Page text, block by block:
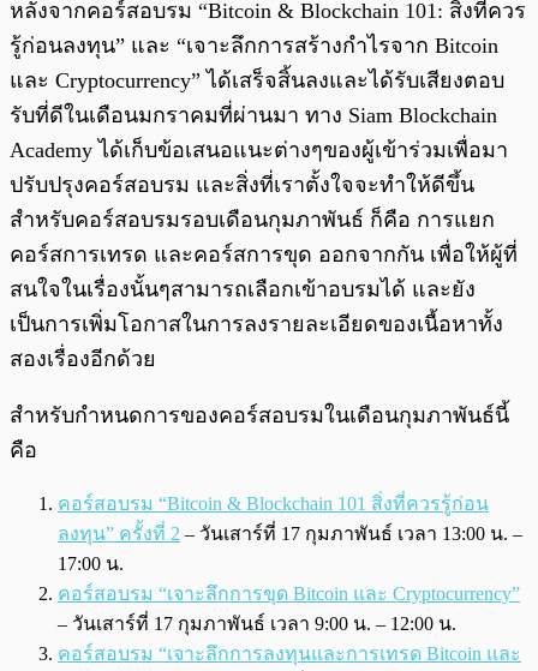
หลังจากคอร์สอบรม “Bitcoin & Blockchain 101: สิ่งที่ควร
รู้ก่อนลงทุน” และ “เจาะลึกการสร้างกำไรจาก Bitcoin
และ Cryptocurrency” ได้เสร็จสิ้นลงและได้รับเสียงตอบ
รับที่ดีในเดือนมกราคมที่ผ่านมา ทาง Siam Blockchain
Academy ได้เก็บข้อเสนอแนะต่างๆของผู้เข้าร่วมเพื่อมา
ปรับปรุงคอร์สอบรม และสิ่งที่เราตั้งใจจะทำให้ดีขึ้น
สำหรับคอร์สอบรมรอบเดือนกุมภาพันธ์ ก็คือ การแยก
คอร์สการเทรด และคอร์สการขุด ออกจากกัน เพื่อให้ผู้ที่
สนใจในเรื่องนั้นๆสามารถเลือกเข้าอบรมได้ และยัง
เป็นการเพิ่มโอกาสในการลงรายละเอียดของเนื้อหาทั้ง
สองเรื่องอีกด้วย
สำหรับกำหนดการของคอร์สอบรมในเดือนกุมภาพันธ์นี้
คือ
คอร์สอบรม “Bitcoin & Blockchain 101 สิ่งที่ควรรู้ก่อน
ลงทุน” ครั้งที่ 2 – วันเสาร์ที่ 17 กุมภาพันธ์ เวลา 13:00 น. –
17:00 น.
คอร์สอบรม “เจาะลึกการขุด Bitcoin และ Cryptocurrency”
– วันเสาร์ที่ 17 กุมภาพันธ์ เวลา 9:00 น. – 12:00 น.
คอร์สอบรม “เจาะลึกการลงทุนและการเทรด Bitcoin และ